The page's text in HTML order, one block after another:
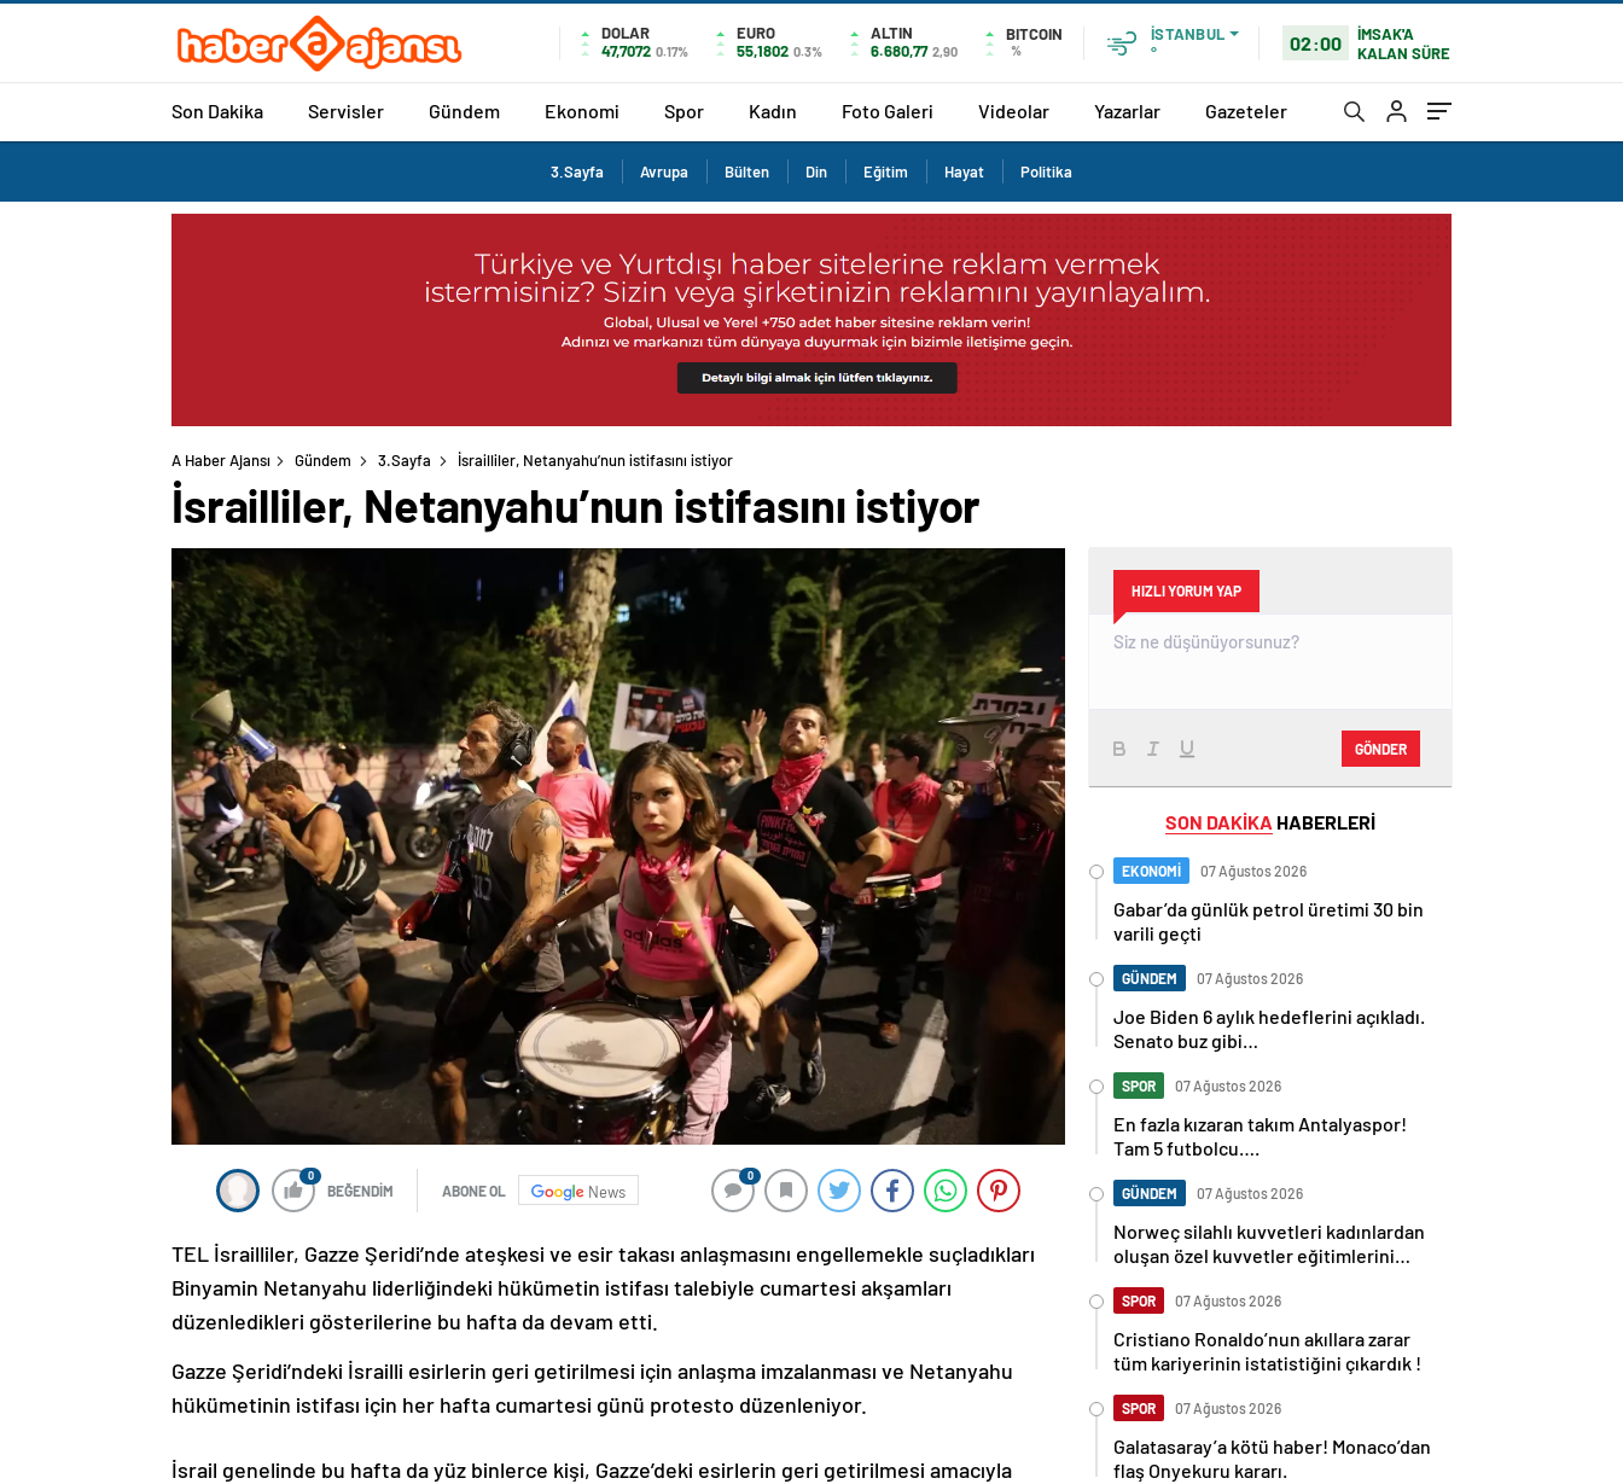
DOLAR
47,7072 0.17%
EURO
55,1802 0.3%
ALTIN
6.680,77 2,90
BITCOIN
%
İSTANBUL
°
02:00
İMSAK'A
KALAN SÜRE
Son Dakika Servisler Gündem Ekonomi Spor Kadın Foto Galeri Videolar Yazarlar Gazeteler
3.Sayfa Avrupa Bülten Din Eğitim Hayat Politika
A Haber Ajansı Gündem 3.Sayfa İsrailliler, Netanyahu’nun istifasını istiyor
İsrailliler, Netanyahu’nun istifasını istiyor
0
BEĞENDİM ABONE OL News
0
TEL İsrailliler, Gazze Şeridi’nde ateşkesi ve esir takası anlaşmasını engellemekle suçladıkları
Binyamin Netanyahu liderliğindeki hükümetin istifası talebiyle cumartesi akşamları
düzenledikleri gösterilerine bu hafta da devam etti.
Gazze Şeridi’ndeki İsrailli esirlerin geri getirilmesi için anlaşma imzalanması ve Netanyahu
hükümetinin istifası için her hafta cumartesi günü protesto düzenleniyor.
İsrail genelinde bu hafta da yüz binlerce kişi, Gazze’deki esirlerin geri getirilmesi amacıyla
HIZLI YORUM YAP
GÖNDER
SON DAKİKA HABERLERİ
EKONOMİ 07 Ağustos 2026
Gabar’da günlük petrol üretimi 30 bin
varili geçti
GÜNDEM 07 Ağustos 2026
Joe Biden 6 aylık hedeflerini açıkladı.
Senato buz gibi…
SPOR 07 Ağustos 2026
En fazla kızaran takım Antalyaspor!
Tam 5 futbolcu….
GÜNDEM 07 Ağustos 2026
Norweç silahlı kuvvetleri kadınlardan
oluşan özel kuvvetler eğitimlerini
SPOR 07 Ağustos 2026
Cristiano Ronaldo’nun akıllara zarar
tüm kariyerinin istatistiğini çıkardık !
SPOR 07 Ağustos 2026
Galatasaray’a kötü haber! Monaco’dan
flaş Onyekuru kararı.